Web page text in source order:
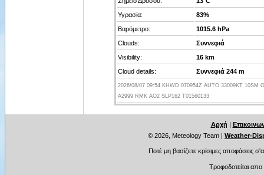
Υγρασία:
83%
Βαρόμετρο:
1015.6 hPa
Clouds:
Συννεφιά
Visibility:
16 km
Cloud details:
Συννεφιά 244 m
2026/08/07 09:54 KHWD 070954Z AUTO 33009KT 10SM
A2999 RMK AO2 SLP162 T01560133
Αρχή |
© 2026, Meteology Team | Weather-
Ποτέ μη βασίζετε κρίσιμες αποφάσεις
Τροφοδοτείται